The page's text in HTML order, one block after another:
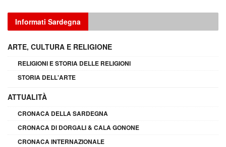
Informati Sardegna
ARTE, CULTURA E RELIGIONE
RELIGIONI E STORIA DELLE RELIGIONI
STORIA DELL'ARTE
ATTUALITÀ
CRONACA DELLA SARDEGNA
CRONACA DI DORGALI & CALA GONONE
CRONACA INTERNAZIONALE